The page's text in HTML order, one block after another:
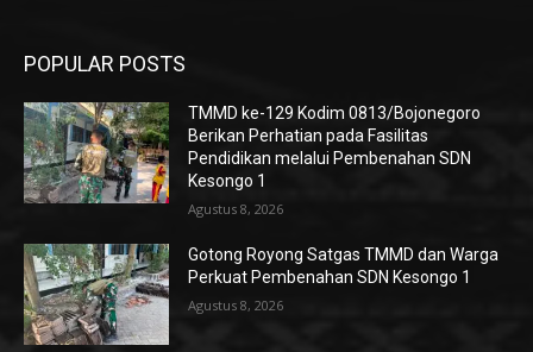
POPULAR POSTS
TMMD ke-129 Kodim 0813/Bojonegoro
Berikan Perhatian pada Fasilitas
Pendidikan melalui Pembenahan SDN
Kesongo 1
Agustus 8, 2026
Gotong Royong Satgas TMMD dan Warga
Perkuat Pembenahan SDN Kesongo 1
Agustus 8, 2026